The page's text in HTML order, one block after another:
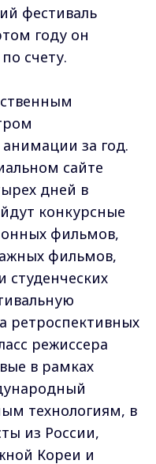
фестиваль
году он
счету.
за год.
сайте
дней в
конкурсные
фильмов,
фильмов,
ретроспективных
режиссера
в рамках
технологиям, в
из России,
Кореи и